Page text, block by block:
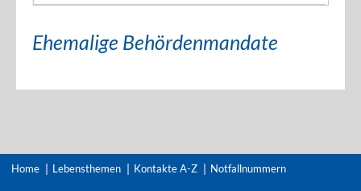
Ehemalige Behördenmandate
Home Lebensthemen Kontakte A-Z Notfallnummern